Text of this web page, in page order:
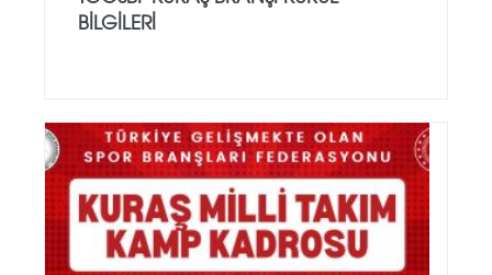
BİLGİLERİ